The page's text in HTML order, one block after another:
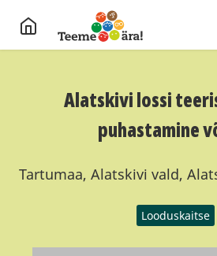
Alatskivi lossi
puhastamine
Tartumaa, Alatskivi vald,
Looduskaitse